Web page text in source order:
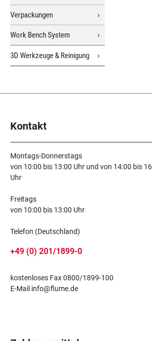
Verpackungen
Work Bench System
3D Werkzeuge & Reinigung
Kontakt
Montags-Donnerstags
von 10:00 bis 13:00 Uhr und von 14:00 bis
Uhr
Freitags
von 10:00 bis 13:00 Uhr
Telefon (Deutschland)
+49 (0) 201/1899-0
kostenloses Fax 0800/1899-100
E-Mail info@flume.de